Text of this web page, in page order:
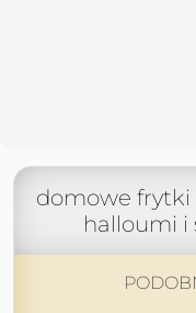
domowe frytki
halloumi i